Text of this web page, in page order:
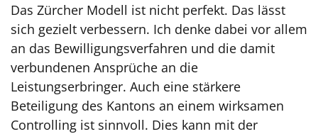
Das Zürcher Modell ist nicht perfekt. Das lässt
sich gezielt verbessern. Ich denke dabei vor allem
an das Bewilligungsverfahren und die damit
verbundenen Ansprüche an die
Leistungserbringer. Auch eine stärkere
Beteiligung des Kantons an einem wirksamen
Controlling ist sinnvoll. Dies kann mit der